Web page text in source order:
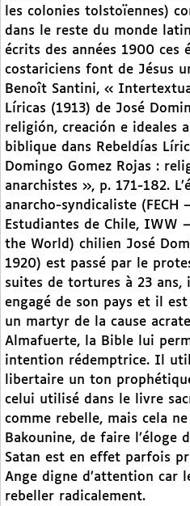
les colonies tolstoïennes)
dans le reste du monde
écrits des années 1900 ces
costariciens font de Jésus
Benoît Santini, «
Líricas (1913) de José
religión, creación e ideales
biblique dans Rebeldías
Domingo Gomez Rojas :
anarchistes », p. 171-182.
anarcho-syndicaliste (FECH
Estudiantes de Chile, IWW
the World) chilien José
1920) est passé par le
suites de tortures à 23 ans,
engagé de son pays et il
un martyr de la cause
Almafuerte, la Bible lui
intention rédemptrice. Il
libertaire un ton
celui utilisé dans le livre
comme rebelle, mais cela ne
Bakounine, de faire l’éloge
Satan est en effet parfois
Ange digne d’attention car
rebeller radicalement.